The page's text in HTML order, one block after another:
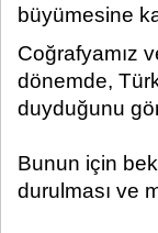
büyümesine
Coğrafyamız
dönemde,
duyduğunu
Bunun için
durulması ve